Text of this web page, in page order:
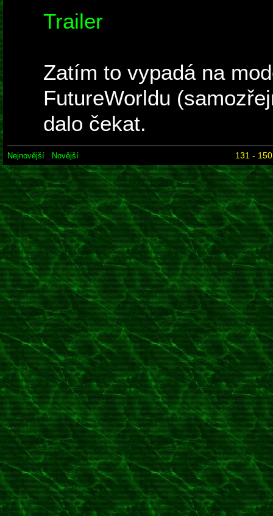
Trailer
Zatím to vypadá na
FutureWorldu
dalo čekat.
Nejnovější Novější 131 -